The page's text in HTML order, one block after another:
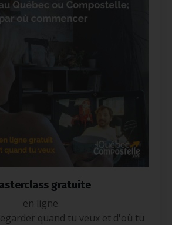
gratuite
en ligne
quand tu veux et d'où tu